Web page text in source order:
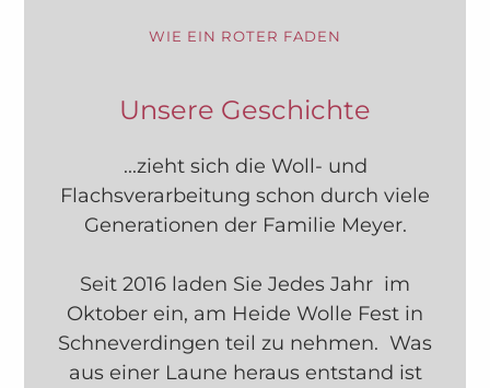
WIE EIN ROTER FADEN
Unsere Geschichte
...zieht sich die Woll- und
Flachsverarbeitung schon durch viele
Generationen der Familie Meyer.
Seit 2016 laden Sie Jedes Jahr im
Oktober ein, am Heide Wolle Fest in
Schneverdingen teil zu nehmen. Was
aus einer Laune heraus entstand ist